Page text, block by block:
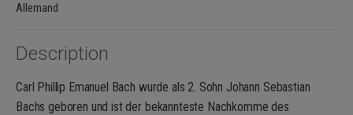
Allemand
Description
Carl Phillip Emanuel Bach wurde als 2. Sohn Johann Sebastian
Bachs geboren und ist der bekannteste Nachkomme des